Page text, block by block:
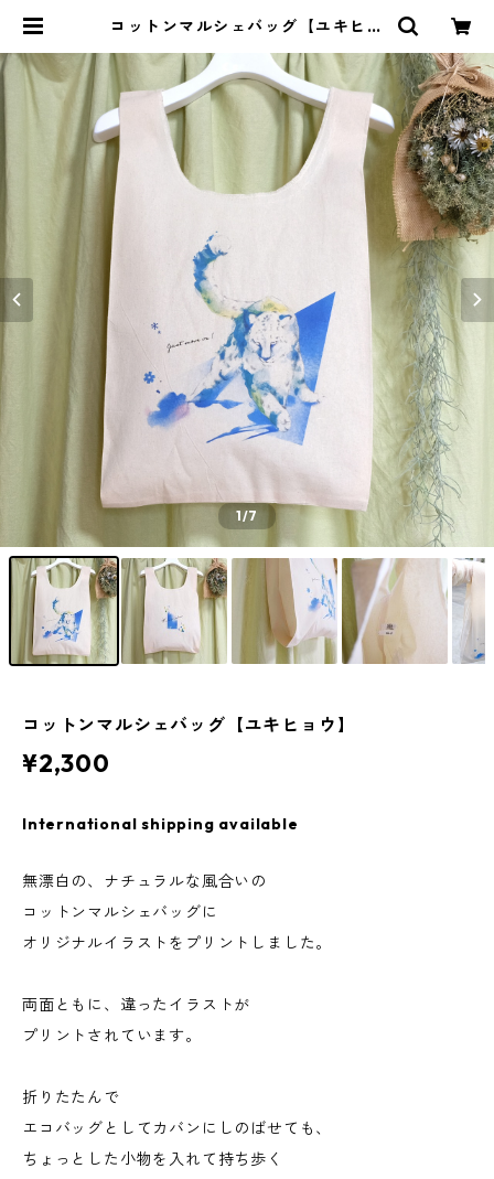
コットンマルシェバッグ【ユキヒョ
1/7
コットンマルシェバッグ【ユキヒョウ】
¥2,300
International shipping available
無漂白の、ナチュラルな風合いの
コットンマルシェバッグに
オリジナルイラストをプリントしました。
両面ともに、違ったイラストが
プリントされています。
折りたたんで
エコバッグとしてカバンにしのばせても、
ちょっとした小物を入れて持ち歩く